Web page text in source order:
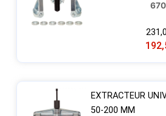
EXTRACTEUR
50-200 MM